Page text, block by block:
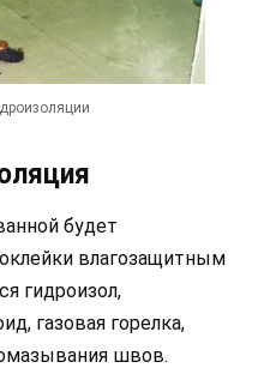
будет
влагозащитным
гидроизол,
газовая горелка,
швов.